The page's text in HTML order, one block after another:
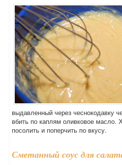
выдавленный через чеснокодавку
вбить по каплям оливковое масло.
посолить и поперчить по вкусу.
Сметанный соус для